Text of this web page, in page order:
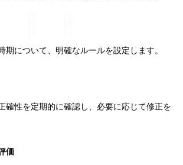
期について、明確なルールを設定します。
確性を定期的に確認し、必要に応じて修正を
価